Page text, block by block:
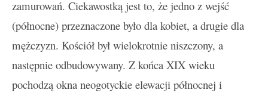
zamurowań. Ciekawostką jest to, że jedno z wejść
(północne) przeznaczone było dla kobiet, a drugie dla
mężczyzn. Kościół był wielokrotnie niszczony, a
następnie odbudowywany. Z końca XIX wieku
pochodzą okna neogotyckie elewacji północnej i